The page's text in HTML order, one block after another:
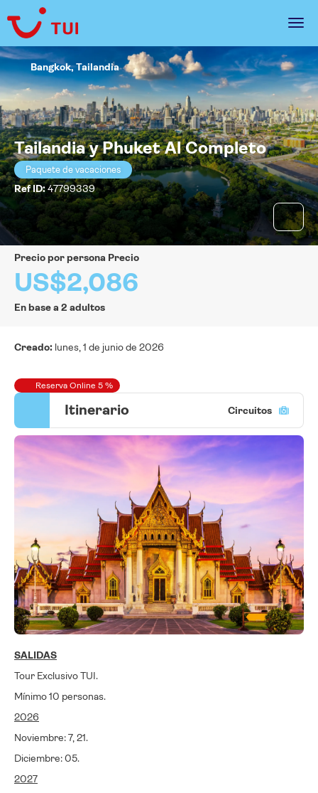
Tailandia y Phuket Al Completo
Paquete de vacaciones
Ref ID:47799339
Bangkok, Tailandia
precio por persona Precio
US$2,086
En base a 2 adultos
Creado: lunes, 1 de junio de 2026
Reserva Online 5 %
Itinerario Circuitos
SALIDAS
Tour Exclusivo TUI.
Mínimo 10 personas.
2026
Noviembre: 7, 21.
Diciembre: 05.
2027